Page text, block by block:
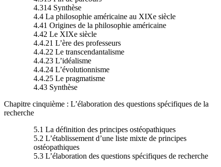
4.314 Synthèse
4.4 La philosophie américaine au XIXe siècle
4.41 Origines de la philosophie américaine
4.42 Le XIXe siècle
4.4.21 L’ère des professeurs
4.4.22 Le transcendantalisme
4.4.23 L’idéalisme
4.4.24 L’évolutionnisme
4.4.25 Le pragmatisme
4.43 Synthèse
Chapitre cinquième : L’élaboration des questions spécifiques de la
recherche
5.1 La définition des principes ostéopathiques
5.2 L’établissement d’une liste mixte de principes
ostéopathiques
5.3 L’élaboration des questions spécifiques de recherche